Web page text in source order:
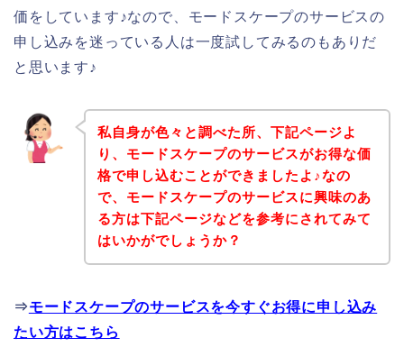
価をしています♪なので、モードスケープのサービスの
申し込みを迷っている人は一度試してみるのもありだ
と思います♪
私自身が色々と調べた所、下記ページよ
り、モードスケープのサービスがお得な価
格で申し込むことができましたよ♪なの
で、モードスケープのサービスに興味のあ
る方は下記ページなどを参考にされてみて
はいかがでしょうか？
⇒モードスケープのサービスを今すぐお得に申し込み
たい方はこちら